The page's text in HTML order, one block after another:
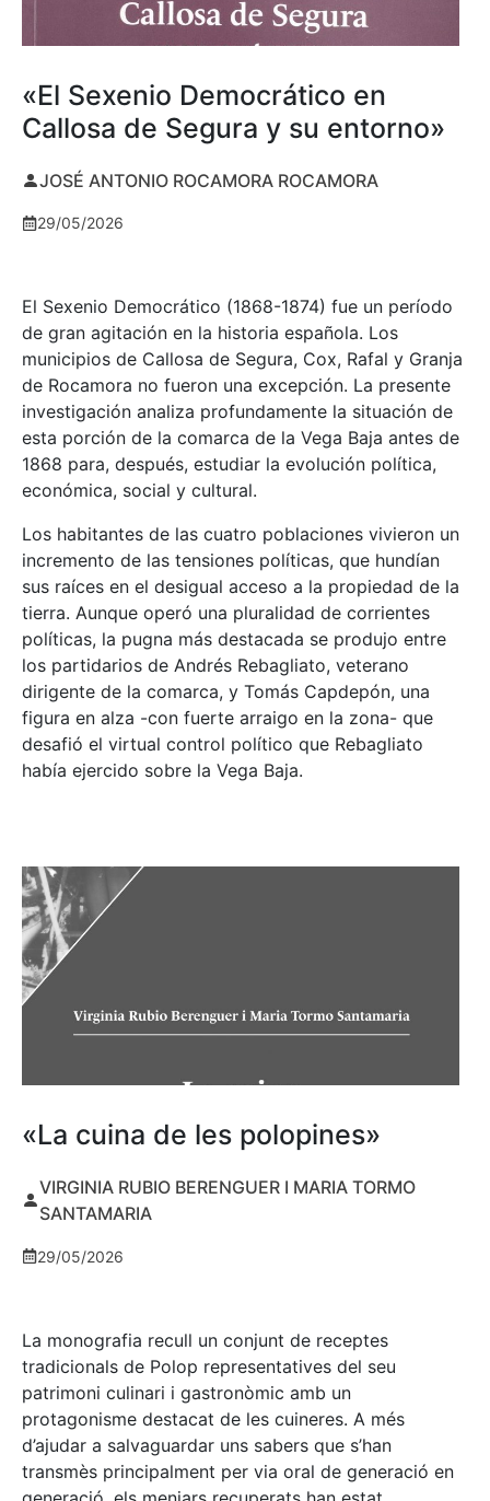
«El Sexenio Democrático en
Callosa de Segura y su entorno»
JOSÉ ANTONIO ROCAMORA ROCAMORA
29/05/2026
El Sexenio Democrático (1868-1874) fue un período
de gran agitación en la historia española. Los
municipios de Callosa de Segura, Cox, Rafal y Granja
de Rocamora no fueron una excepción. La presente
investigación analiza profundamente la situación de
esta porción de la comarca de la Vega Baja antes de
1868 para, después, estudiar la evolución política,
económica, social y cultural.
Los habitantes de las cuatro poblaciones vivieron un
incremento de las tensiones políticas, que hundían
sus raíces en el desigual acceso a la propiedad de la
tierra. Aunque operó una pluralidad de corrientes
políticas, la pugna más destacada se produjo entre
los partidarios de Andrés Rebagliato, veterano
dirigente de la comarca, y Tomás Capdepón, una
figura en alza -con fuerte arraigo en la zona- que
desafió el virtual control político que Rebagliato
había ejercido sobre la Vega Baja.
«La cuina de les polopines»
VIRGINIA RUBIO BERENGUER I MARIA TORMO
SANTAMARIA
29/05/2026
La monografia recull un conjunt de receptes
tradicionals de Polop representatives del seu
patrimoni culinari i gastronòmic amb un
protagonisme destacat de les cuineres. A més
d’ajudar a salvaguardar uns sabers que s’han
transmès principalment per via oral de generació en